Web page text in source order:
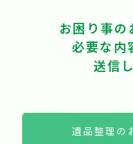
お困り事の
必要な内
送信
遺品整理の